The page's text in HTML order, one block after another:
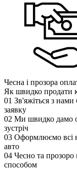
Чесна і прозора
Як швидко продати
01 Зв'яжіться з
заявку
02 Ми швидко дамо
зустріч
03 Оформлюємо всі
авто
04 Чесно та
способом